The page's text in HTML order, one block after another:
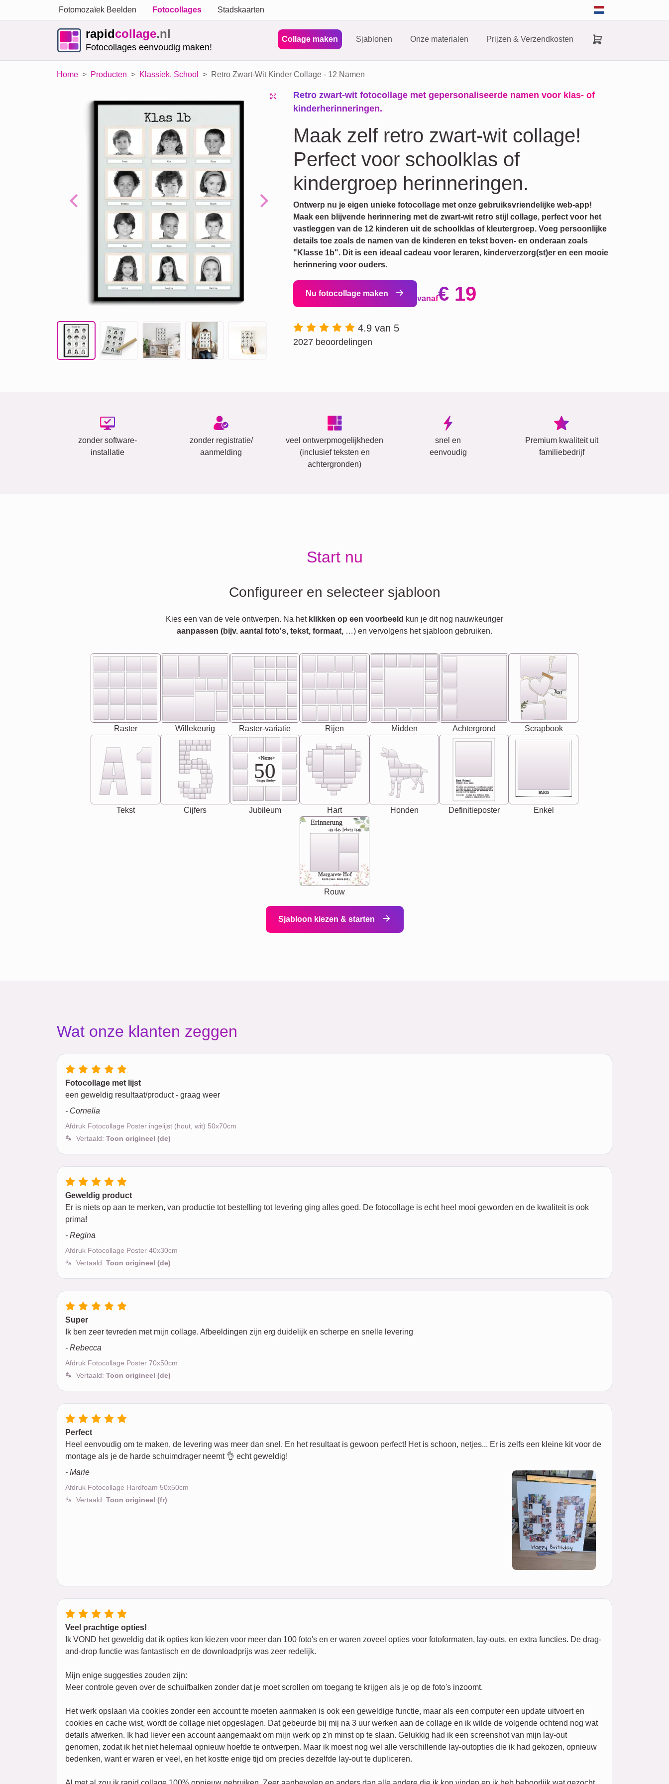
Fotomozaïek Beelden Fotocollages Stadskaarten
rapidcollage.nl
Fotocollages eenvoudig maken!
Collage maken Sjablonen Onze materialen Prijzen & Verzendkosten
Home Producten Klassiek, School Retro Zwart-Wit Kinder Collage - 12 Namen
Previous Next
Retro zwart-wit fotocollage met gepersonaliseerde namen voor klas- of
kinderherinneringen.
Maak zelf retro zwart-wit collage!
Perfect voor schoolklas of
kindergroep herinneringen.
Ontwerp nu je eigen unieke fotocollage met onze gebruiksvriendelijke web-app!
Maak een blijvende herinnering met de zwart-wit retro stijl collage, perfect voor het
vastleggen van de 12 kinderen uit de schoolklas of kleutergroep. Voeg persoonlijke
details toe zoals de namen van de kinderen en tekst boven- en onderaan zoals
"Klasse 1b". Dit is een ideaal cadeau voor leraren, kinderverzorg(st)er en een mooie
herinnering voor ouders.
Nu fotocollage maken
vanaf€ 19
4.9 van 5
2027 beoordelingen
zonder software-
installatie
zonder registratie/
aanmelding
veel ontwerpmogelijkheden
(inclusief teksten en
achtergronden)
snel en
eenvoudig
Premium kwaliteit uit
familiebedrijf
Start nu
Configureer en selecteer sjabloon
Kies een van de vele ontwerpen. Na het klikken op een voorbeeld kun je dit nog nauwkeuriger
aanpassen (bijv. aantal foto's, tekst, formaat, …) en vervolgens het sjabloon gebruiken.
Raster Willekeurig Raster-variatie Rijen Midden Achtergrond
Text
Scrapbook
Tekst Cijfers
<Name>
50
-Happy Birday-
Jubileum Hart Honden
Best Friend
[<NAME>] Noun, feminie
Synonyms: Soulmate, closet confidante, sister at
heart person, life partner in adventure.
The person who understands you without explanation
you accepts just as you are. She's your partner in life's,
chaos your biggest supporter, and the one with whom
you share your best memories.
Definitieposter
PARIS
Enkel
Erinnerung
an das leben uan
Margarete Hof
02.05.1940 - 08.04.2021
Rouw
Sjabloon kiezen & starten
Wat onze klanten zeggen
Fotocollage met lijst
een geweldig resultaat/product - graag weer
- Cornelia
Afdruk Fotocollage Poster ingelijst (hout, wit) 50x70cm
Vertaald: Toon origineel (de)
Geweldig product
Er is niets op aan te merken, van productie tot bestelling tot levering ging alles goed. De fotocollage is echt heel mooi geworden en de kwaliteit is ook
prima!
- Regina
Afdruk Fotocollage Poster 40x30cm
Vertaald: Toon origineel (de)
Super
Ik ben zeer tevreden met mijn collage. Afbeeldingen zijn erg duidelijk en scherpe en snelle levering
- Rebecca
Afdruk Fotocollage Poster 70x50cm
Vertaald: Toon origineel (de)
Perfect
Heel eenvoudig om te maken, de levering was meer dan snel. En het resultaat is gewoon perfect! Het is schoon, netjes... Er is zelfs een kleine kit voor de
montage als je de harde schuimdrager neemt 👌 echt geweldig!
- Marie
Afdruk Fotocollage Hardfoam 50x50cm
Vertaald: Toon origineel (fr)
Veel prachtige opties!
Ik VOND het geweldig dat ik opties kon kiezen voor meer dan 100 foto's en er waren zoveel opties voor fotoformaten, lay-outs, en extra functies. De drag-
and-drop functie was fantastisch en de downloadprijs was zeer redelijk.
Mijn enige suggesties zouden zijn:
Meer controle geven over de schuifbalken zonder dat je moet scrollen om toegang te krijgen als je op de foto's inzoomt.
Het werk opslaan via cookies zonder een account te moeten aanmaken is ook een geweldige functie, maar als een computer een update uitvoert en
cookies en cache wist, wordt de collage niet opgeslagen. Dat gebeurde bij mij na 3 uur werken aan de collage en ik wilde de volgende ochtend nog wat
details afwerken. Ik had liever een account aangemaakt om mijn werk op z'n minst op te slaan. Gelukkig had ik een screenshot van mijn lay-out
genomen, zodat ik het niet helemaal opnieuw hoefde te ontwerpen. Maar ik moest nog wel alle verschillende lay-outopties die ik had gekozen, opnieuw
bedenken, want er waren er veel, en het kostte enige tijd om precies dezelfde lay-out te dupliceren.